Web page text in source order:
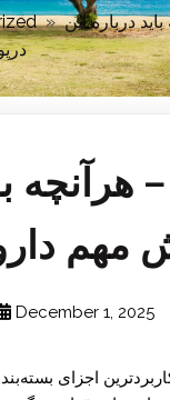
» درباره این
مهم
December 1, 2025
اجزای